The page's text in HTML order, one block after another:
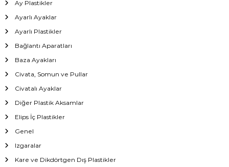
Ay Plastikler
Ayarlı Ayaklar
Ayarlı Plastikler
Bağlantı Aparatları
Baza Ayakları
Civata, Somun ve Pullar
Civatalı Ayaklar
Diğer Plastik Aksamlar
Elips İç Plastikler
Genel
Izgaralar
Kare ve Dikdörtgen Dış Plastikler